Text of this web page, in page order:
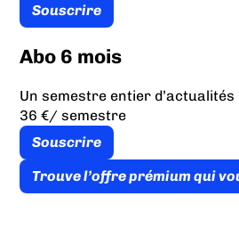
Souscrire
Abo 6 mois
Un semestre entier d’actualités
36 €/ semestre
Souscrire
Trouve l’offre prémium qui